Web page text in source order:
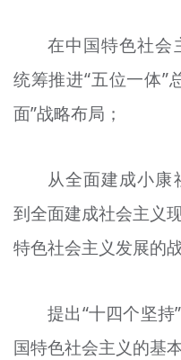
在中国特色社会
统筹推进“五位一体”
面”战略布局；
从全面建成小康
到全面建成社会主义
特色社会主义发展的
提出“十四个坚
国特色社会主义的基